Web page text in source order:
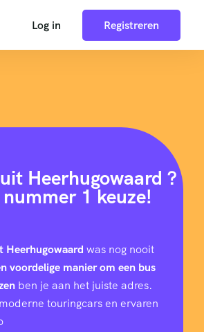
Log in Registreren
Heerhugowaard ?
1 keuze!
Heerhugowaard was nog nooit
voordelige manier om een bus
ben je aan het juiste adres.
touringcars en ervaren